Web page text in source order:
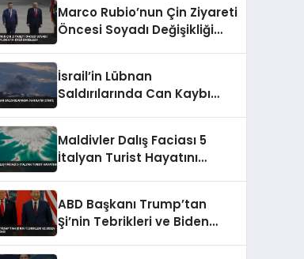
Marco Rubio’nun Çin Ziyareti
Öncesi Soyadı Değişikliği
İsrail’in Lübnan
Saldırılarında Can Kaybı
Maldivler Dalış Faciası 5
İtalyan Turist Hayatını
ABD Başkanı Trump’tan
Şi’nin Tebrikleri ve Biden